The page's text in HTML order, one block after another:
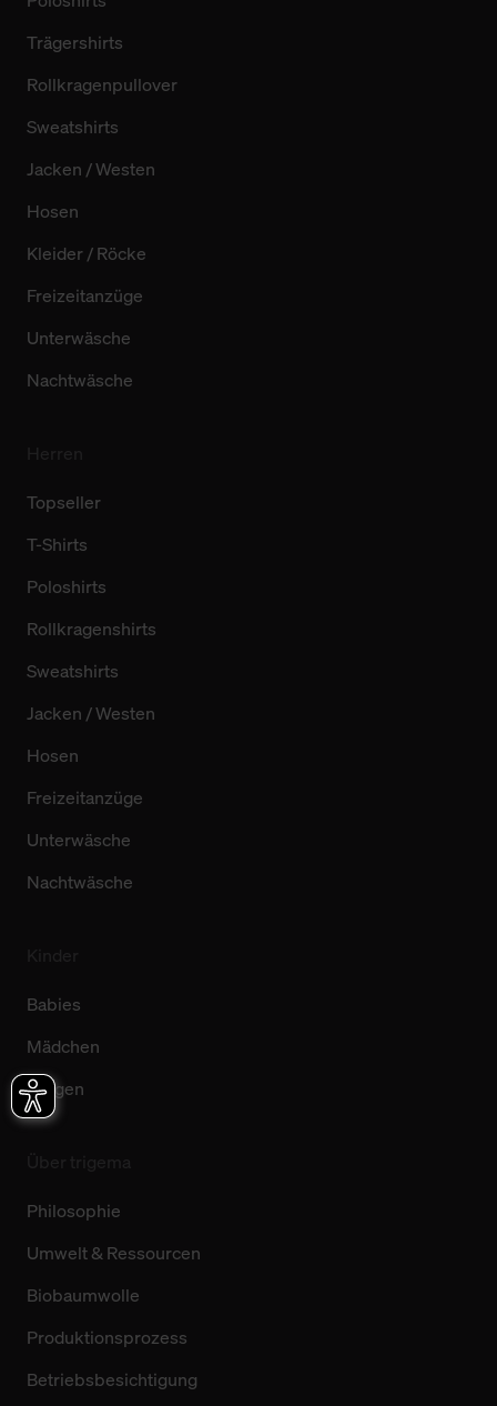
Trägershirts
Rollkragenpullover
Sweatshirts
Jacken / Westen
Hosen
Kleider / Röcke
Freizeitanzüge
Unterwäsche
Nachtwäsche
Topseller
T-Shirts
Poloshirts
Rollkragenshirts
Sweatshirts
Jacken / Westen
Hosen
Freizeitanzüge
Unterwäsche
Nachtwäsche
Babies
Mädchen
Jungen
Philosophie
Umwelt & Ressourcen
Biobaumwolle
Produktionsprozess
Betriebsbesichtigung